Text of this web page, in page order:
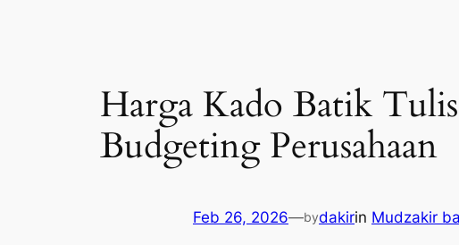
Harga Kado Batik
Budgeting Perusahaan
Feb 26, 2026—bydakirin Mudzakir